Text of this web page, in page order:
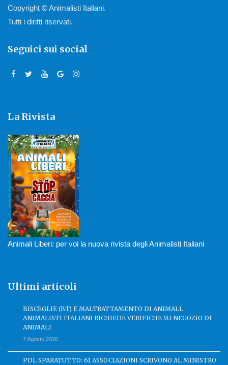
Copyright © Animalisti Italiani.
Tutti i diritti riservati.
Seguici sui social
La Rivista
Animali Liberi: per voi la nuova rivista degli Animalisti Italiani
Ultimi articoli
BISCEGLIE (BT) E MALTRATTAMENTO DI ANIMALI.
ANIMALISTI ITALIANI RICHIEDE VERIFICHE SU NEGOZIO DI
ANIMALI
7 Agosto 2026
PDL SPARATUTTO: 61 ASSOCIAZIONI SCRIVONO AL MINISTRO